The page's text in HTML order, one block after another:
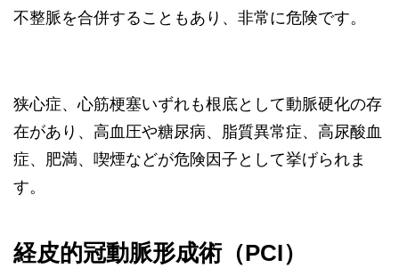
不整脈を合併することもあり、非常に危険です。
狭心症、心筋梗塞いずれも根底として動脈硬化の存
在があり、高血圧や糖尿病、脂質異常症、高尿酸血
症、肥満、喫煙などが危険因子として挙げられま
す。
経皮的冠動脈形成術（PCI）